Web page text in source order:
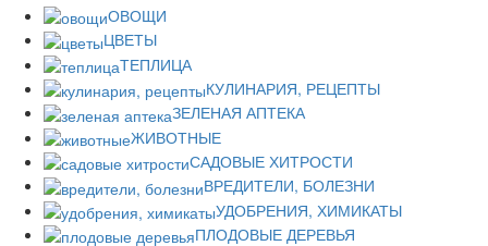
ОВОЩИ
ЦВЕТЫ
ТЕПЛИЦА
КУЛИНАРИЯ, РЕЦЕПТЫ
ЗЕЛЕНАЯ АПТЕКА
ЖИВОТНЫЕ
САДОВЫЕ ХИТРОСТИ
ВРЕДИТЕЛИ, БОЛЕЗНИ
УДОБРЕНИЯ, ХИМИКАТЫ
ПЛОДОВЫЕ ДЕРЕВЬЯ